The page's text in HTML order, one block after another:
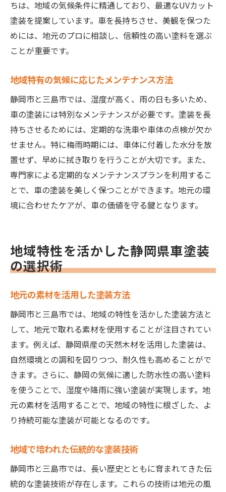
ちは、地域の気候条件に精通しており、最適なUVカット
塗装を提案しています。車を長持ちさせ、美観を保つた
めには、地元のプロに相談し、信頼性の高い塗料を選ぶ
ことが重要です。
地域特有の気候に応じたメンテナンス方法
静岡市と三島市では、湿度が高く、雨の日も多いため、
車の塗装には特別なメンテナンスが必要です。塗装を長
持ちさせるためには、定期的な洗車や車体の点検が欠か
せません。特に梅雨時期には、車体に付着した水分を放
置せず、早めに拭き取りを行うことが大切です。また、
専門家による定期的なメンテナンスプランを利用するこ
とで、車の塗装を美しく保つことができます。地元の環
境に合わせたケアが、車の価値を守る鍵となります。
地域特性を活かした静岡県車塗装
の選択術
地元の素材を活用した塗装方法
静岡市と三島市では、地域の特性を活かした塗装方法と
して、地元で取れる素材を使用することが注目されてい
ます。例えば、静岡県産の天然木材を活用した塗装は、
自然環境との調和を図りつつ、耐久性も高めることがで
きます。さらに、静岡の気候に適した防水性の高い塗料
を使うことで、湿度や降雨に強い塗装が実現します。地
元の素材を活用することで、地域の特性に根ざした、よ
り持続可能な塗装が可能となるのです。
地域で培われた伝統的な塗装技術
静岡市と三島市では、長い歴史とともに育まれてきた伝
統的な塗装技術が存在します。これらの技術は地元の風